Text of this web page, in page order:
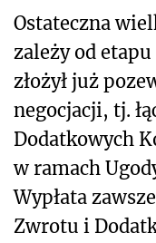
Ostateczna
zależy od
złożył już
negocjacji, tj.
Dodatkowych
w ramach
Wypłata
Zwrotu i